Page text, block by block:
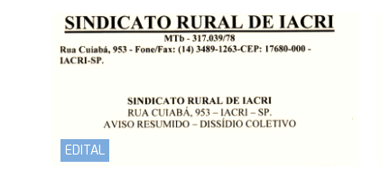
EDITAL